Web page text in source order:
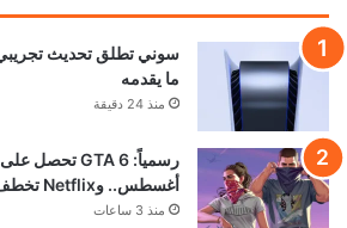
ما يقدمه
منذ 24 دقيقة
أغسطس.. وNetflix تخطف السبق
منذ 3 ساعات